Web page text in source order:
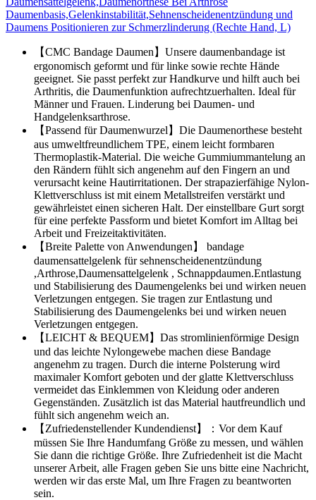
Daumenbasis,Gelenkinstabilität,Sehnenscheidenentzündung und
Daumens Positionieren zur Schmerzlinderung (Rechte Hand, L)
【CMC Bandage Daumen】Unsere daumenbandage ist
ergonomisch geformt und für linke sowie rechte Hände
geeignet. Sie passt perfekt zur Handkurve und hilft auch bei
Arthritis, die Daumenfunktion aufrechtzuerhalten. Ideal für
Männer und Frauen. Linderung bei Daumen- und
Handgelenksarthrose.
【Passend für Daumenwurzel】Die Daumenorthese besteht
aus umweltfreundlichem TPE, einem leicht formbaren
Thermoplastik-Material. Die weiche Gummiummantelung an
den Rändern fühlt sich angenehm auf den Fingern an und
verursacht keine Hautirritationen. Der strapazierfähige Nylon-
Klettverschluss ist mit einem Metallstreifen verstärkt und
gewährleistet einen sicheren Halt. Der einstellbare Gurt sorgt
für eine perfekte Passform und bietet Komfort im Alltag bei
Arbeit und Freizeitaktivitäten.
【Breite Palette von Anwendungen】 bandage
daumensattelgelenk für sehnenscheidenentzündung
,Arthrose,Daumensattelgelenk , Schnappdaumen.Entlastung
und Stabilisierung des Daumengelenks bei und wirken neuen
Verletzungen entgegen. Sie tragen zur Entlastung und
Stabilisierung des Daumengelenks bei und wirken neuen
Verletzungen entgegen.
【LEICHT & BEQUEM】Das stromlinienförmige Design
und das leichte Nylongewebe machen diese Bandage
angenehm zu tragen. Durch die interne Polsterung wird
maximaler Komfort geboten und der glatte Klettverschluss
vermeidet das Einklemmen von Kleidung oder anderen
Gegenständen. Zusätzlich ist das Material hautfreundlich und
fühlt sich angenehm weich an.
【Zufriedenstellender Kundendienst】：Vor dem Kauf
müssen Sie Ihre Handumfang Größe zu messen, und wählen
Sie dann die richtige Größe. Ihre Zufriedenheit ist die Macht
unserer Arbeit, alle Fragen geben Sie uns bitte eine Nachricht,
werden wir das erste Mal, um Ihre Fragen zu beantworten
sein.